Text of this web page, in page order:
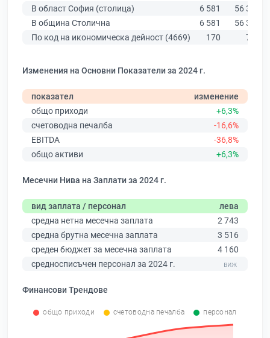
В област София (столица) 6 581
56 378
В община Столична
6 581
56 378
По код на икономическа дейност (4669)
170 784
Изменения на Основни Показатели за 2024 г.
показател
изменение
общо приходи
+6,3%
счетоводна печалба
-16,6%
EBITDA
-36,8%
общо активи
+6,3%
Месечни Нива на Заплати за 2024 г.
вид заплата / персонал
лева
средна нетна месечна заплата
2 743
средна брутна месечна заплата
3 516
среден бюджет за месечна заплата
4 160
средносписъчен персонал за 2024 г.
Финансови Трендове
общо приходи счетоводна печалба персонал